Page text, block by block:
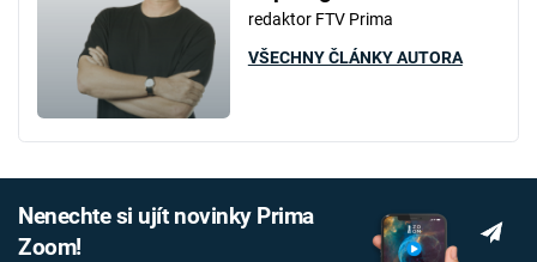
redaktor FTV Prima
VŠECHNY ČLÁNKY AUTORA
Nenechte si ujít novinky Prima
Zoom!